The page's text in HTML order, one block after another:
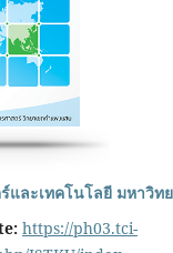
และเทคโนโลยี มหาวิท
https://ph03.tci-